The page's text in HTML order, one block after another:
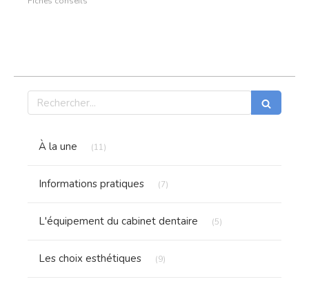
Rechercher
À la une (11)
Informations pratiques (7)
L'équipement du cabinet dentaire (5)
Les choix esthétiques (9)